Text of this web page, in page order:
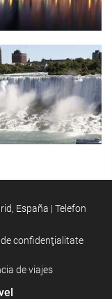
España | Telefon
confidenţialitate
de viajes